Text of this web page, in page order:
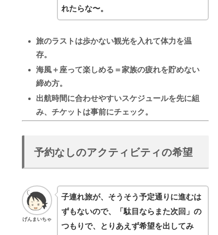
れたらな〜。
旅のラストは歩かない観光を入れて体力を温
存。
海風＋座って楽しめる＝ 家族の疲れを貯めない
締め方。
出航時間に合わせやすいスケジュールを先に組
み、チケットは事前にチェック 。
予約なしのアクティビティの希望
げんまいちゃ
子連れ旅が、そうそう予定通りに進むは
ずもないので、「駄目ならまた次回」の
つもりで、とりあえず希望を出してみ